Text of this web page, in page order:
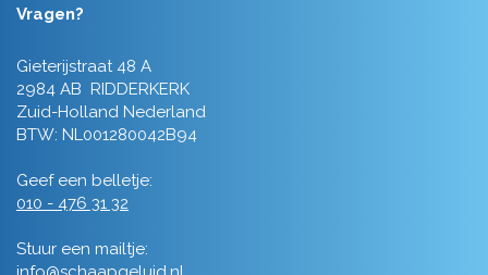
Vragen?
Gieterijstraat 48 A
2984 AB RIDDERKERK
Zuid-Holland Nederland
BTW: NL001280042B94
Geef een belletje:
010 - 476 31 32
Stuur een mailtje: